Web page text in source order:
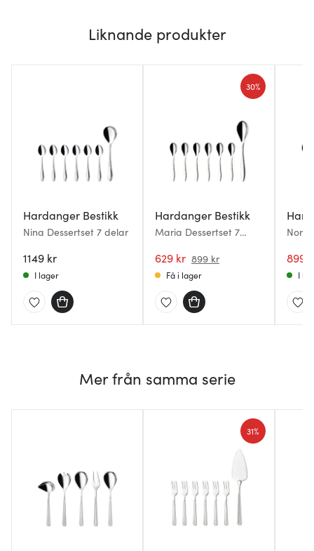
Liknande produkter
Hardanger Bestikk
Nina Dessertset 7 delar
1149 kr
I lager
Hardanger Bestikk
Maria Dessertset 7
629 kr 899 kr
30%
Få i lager
Nora
899
I
Mer från samma serie
31%